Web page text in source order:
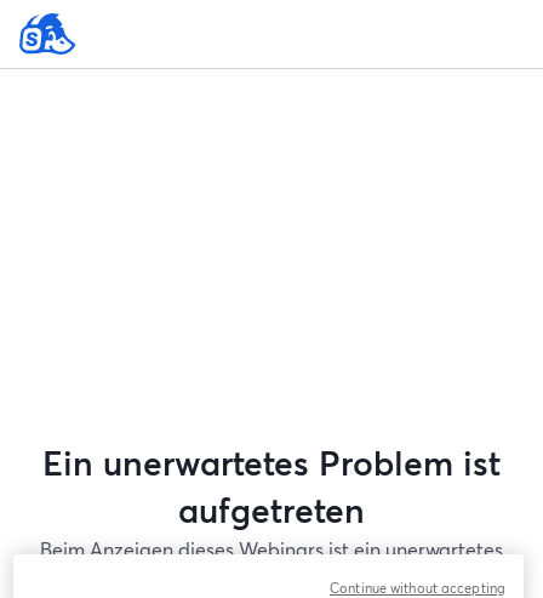
Ein unerwartetes Problem ist
aufgetreten
Beim Anzeigen dieses Webinars ist ein unerwartetes
Problem aufgetreten. Bitte versuchen Sie, die Seite
Continue without accepting